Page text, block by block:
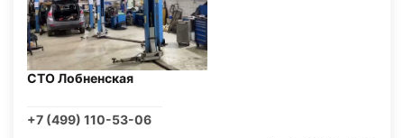
СТО Лобненская
+7 (499) 110-53-06